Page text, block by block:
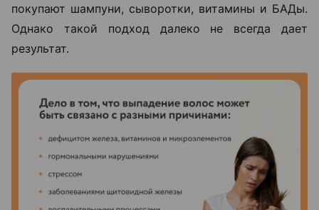
покупают шампуни, сыворотки, витамины и БАДы.
Однако такой подход далеко не всегда дает
результат.